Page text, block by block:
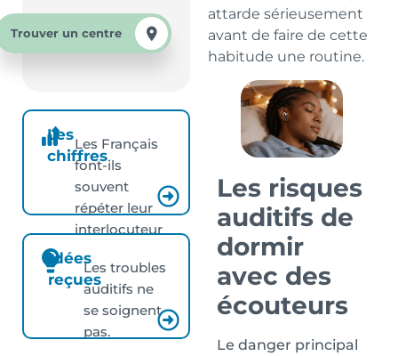
Trouver un centre
Les
chiffres
Les Français
font-ils
souvent
répéter leur
interlocuteur
?
Idées
reçues
Les troubles
auditifs ne
se soignent
pas.
attarde sérieusement
avant de faire de cette
habitude une routine.
Les risques
auditifs de
dormir
avec des
écouteurs
Le danger principal